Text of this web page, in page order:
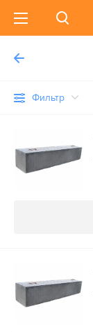
Фильтр